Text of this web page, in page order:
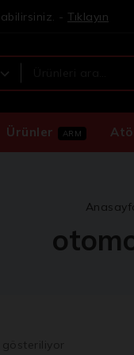
- Tıklayın
Ürünler ARM